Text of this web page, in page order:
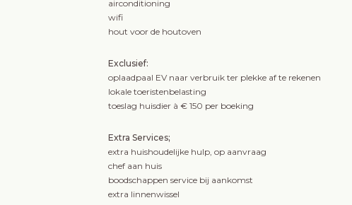
airconditioning
wifi
hout voor de houtoven
Exclusief:
oplaadpaal EV naar verbruik ter plekke af te rekenen
lokale toeristenbelasting
toeslag huisdier à € 150 per boeking
Extra Services;
extra huishoudelijke hulp, op aanvraag
chef aan huis
boodschappen service bij aankomst
extra linnenwissel